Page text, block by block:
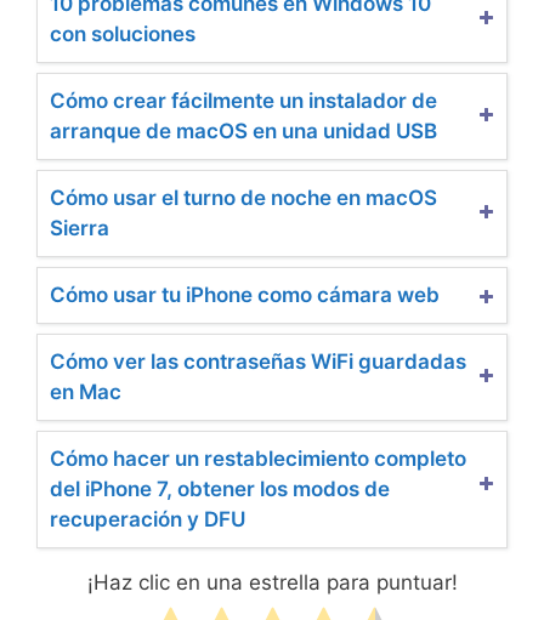
con soluciones
Cómo crear fácilmente un instalador de
arranque de macOS en una unidad USB
Cómo usar el turno de noche en macOS
Sierra
Cómo usar tu iPhone como cámara web
Cómo ver las contraseñas WiFi guardadas
en Mac
Cómo hacer un restablecimiento completo
del iPhone 7, obtener los modos de
recuperación y DFU
¡Haz clic en una estrella para puntuar!